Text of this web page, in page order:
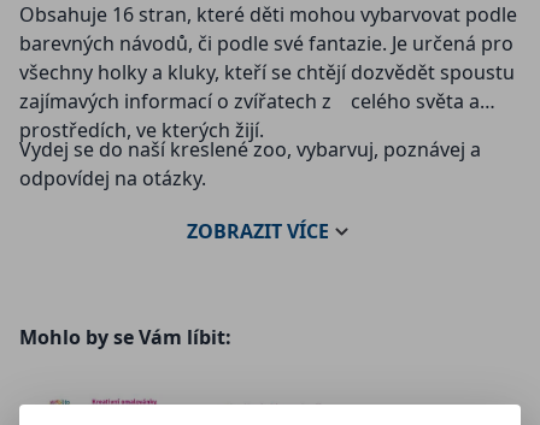
Obsahuje 16 stran, které děti mohou vybarvovat podle
barevných návodů, či podle své fantazie. Je určená pro
všechny holky a kluky, kteří se chtějí dozvědět spoustu
zajímavých informací o zvířatech z celého světa a
prostředích, ve kterých žijí.
Vydej se do naší kreslené zoo, vybarvuj, poznávej a
odpovídej na otázky.
ZOBRAZITVÍCE
Mohlo by se Vám líbit: